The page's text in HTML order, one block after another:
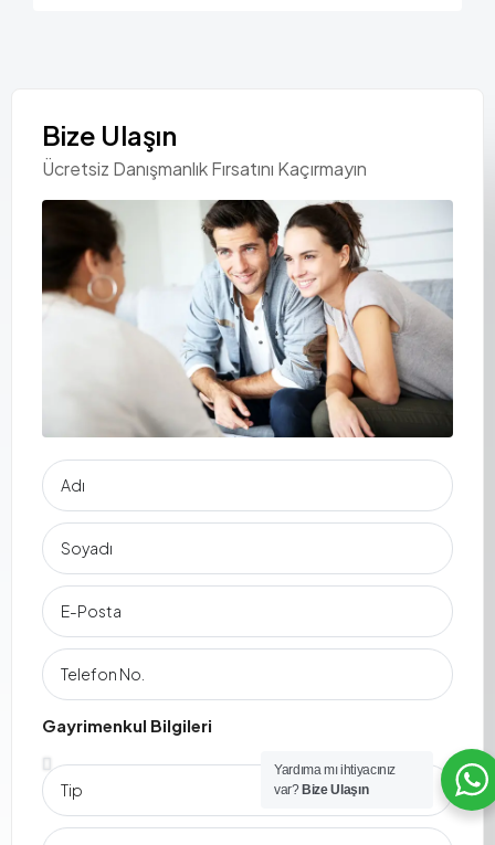
Bize Ulaşın
Ücretsiz Danışmanlık Fırsatını Kaçırmayın
Gayrimenkul Bilgileri
Yardıma mı ihtiyacınız
var? Bize Ulaşın